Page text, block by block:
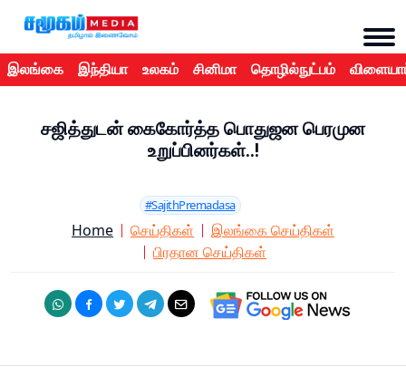
இலங்கை இந்தியா உலகம் சினிமா தொழில்நுட்பம்
சஜித்துடன் கைகோர்த்த பொதுஜன பெரமுன
உறுப்பினர்கள்..!
#SajithPremadasa
Home செய்திகள்
இலங்கை செய்திகள்
பிரதான செய்திகள்